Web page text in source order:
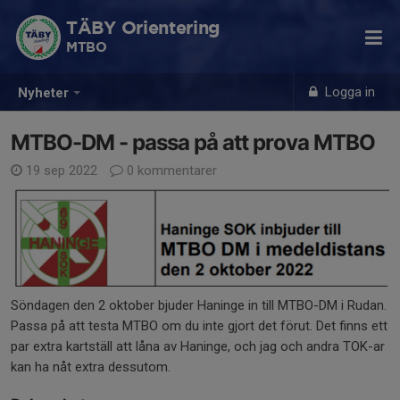
Nyheter Logga in
TÄBY Orientering
MTBO
MTBO-DM - passa på att prova MTBO
19 sep 2022 0 kommentarer
Söndagen den 2 oktober bjuder Haninge in till MTBO-DM i Rudan.
Passa på att testa MTBO om du inte gjort det förut. Det finns ett
par extra kartställ att låna av Haninge, och jag och andra TOK-ar
kan ha nåt extra dessutom.